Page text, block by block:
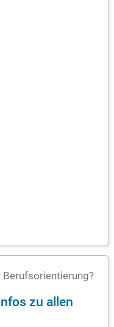
Berufsorientierung?
zu allen